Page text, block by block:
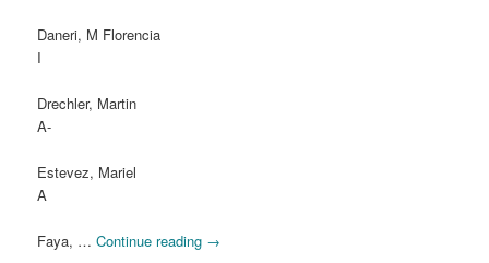
Daneri, M Florencia
I
Drechler, Martin
A-
Estevez, Mariel
A
Faya, …Continue reading →